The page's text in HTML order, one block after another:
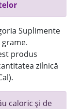
Suplimente
produs
zilnică
caloric și de